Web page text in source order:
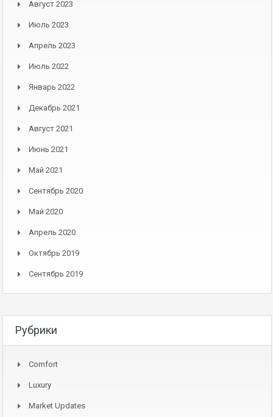
Август 2023
Июль 2023
Апрель 2023
Июль 2022
Январь 2022
Декабрь 2021
Август 2021
Июнь 2021
Май 2021
Сентябрь 2020
Май 2020
Апрель 2020
Октябрь 2019
Сентябрь 2019
Рубрики
Comfort
Luxury
Market Updates